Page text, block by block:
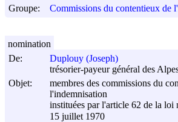
Groupe:
Commissions du contentieux de
De:
Duplouy (Joseph)
trésorier-payeur général des
Objet:
membres des commissions du
l'indemnisation
instituées par l'article 62 de la loi
15 juillet 1970
nomination